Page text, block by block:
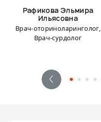
Рафикова Эльмира
Ильясовна
Врач-оториноларинголог,
Врач-сурдолог